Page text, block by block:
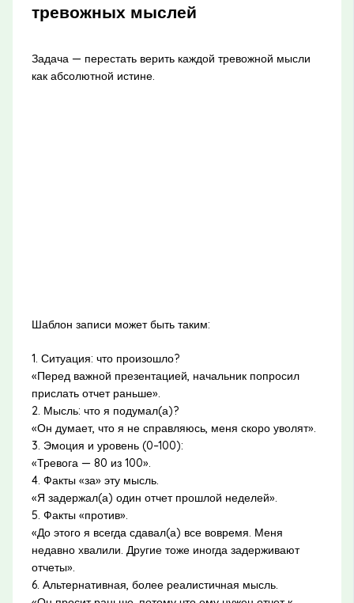
тревожных мыслей
Задача — перестать верить каждой тревожной мысли
как абсолютной истине.
Шаблон записи может быть таким:
1. Ситуация: что произошло?
«Перед важной презентацией, начальник попросил
прислать отчет раньше».
2. Мысль: что я подумал(а)?
«Он думает, что я не справляюсь, меня скоро уволят».
3. Эмоция и уровень (0–100):
«Тревога — 80 из 100».
4. Факты «за» эту мысль.
«Я задержал(а) один отчет прошлой неделей».
5. Факты «против».
«До этого я всегда сдавал(а) все вовремя. Меня
недавно хвалили. Другие тоже иногда задерживают
отчеты».
6. Альтернативная, более реалистичная мысль.